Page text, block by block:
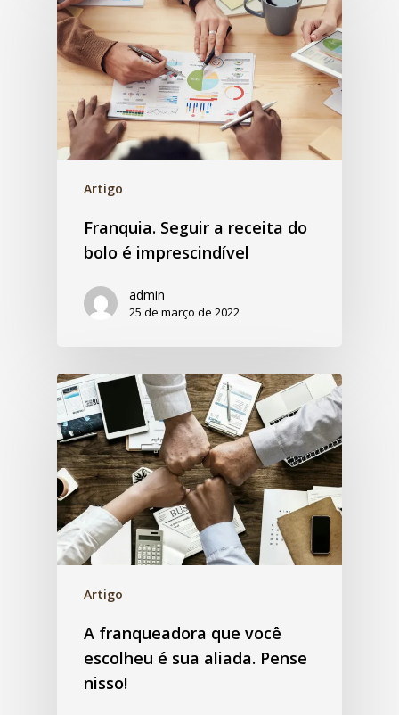
Artigo
Franquia. Seguir a receita do
bolo é imprescindível
admin
25 de março de 2022
Artigo
A franqueadora que você
escolheu é sua aliada. Pense
nisso!